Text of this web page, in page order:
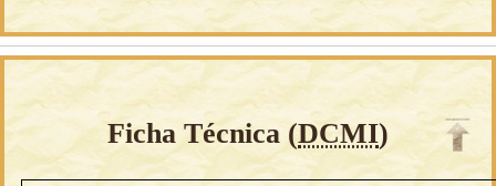
Ficha Técnica (DCMI)